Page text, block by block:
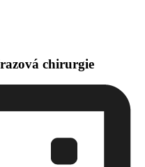
chirurgie